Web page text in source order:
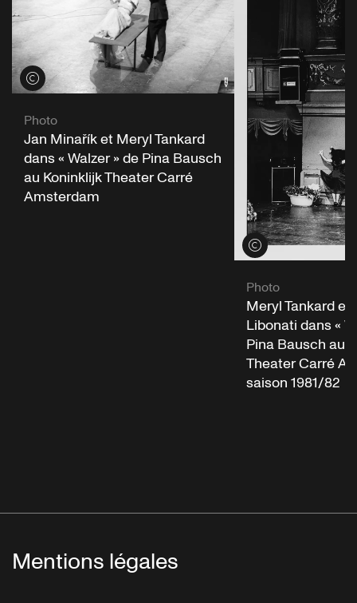
Voir les crédits
Photo
Jan Minařík et Meryl Tankard
dans « Walzer » de Pina Bausch
au Koninklijk Theater Carré
Amsterdam
Voir les crédits
Photo
Meryl Tankard et
Libonati dans «
Pina Bausch au
Theater Carré
saison 1981/82
Mentions légales